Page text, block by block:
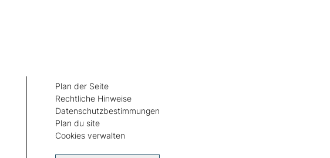
Plan der Seite
Rechtliche Hinweise
Datenschutzbestimmungen
Plan du site
Cookies verwalten